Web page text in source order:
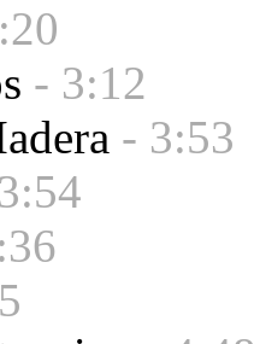
- 3:12
- 3:53